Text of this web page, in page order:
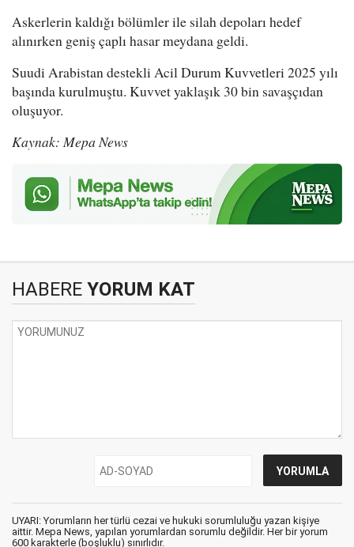
Askerlerin kaldığı bölümler ile silah depoları hedef
alınırken geniş çaplı hasar meydana geldi.
Suudi Arabistan destekli Acil Durum Kuvvetleri 2025 yılı
başında kurulmuştu. Kuvvet yaklaşık 30 bin savaşçıdan
oluşuyor.
Kaynak: Mepa News
HABERE YORUM KAT
UYARI: Yorumların her türlü cezai ve hukuki sorumluluğu yazan kişiye
aittir. Mepa News, yapılan yorumlardan sorumlu değildir. Her bir yorum
600 karakterle (boşluklu) sınırlıdır.